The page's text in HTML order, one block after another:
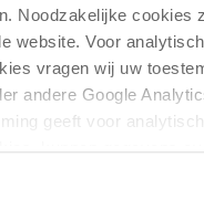
Noodzakelijke cookies
website. Voor
vragen wij uw
andere Google
geeft voor
kunnen gegevens
remarketing
voor zit-sta
stopcontacten en
1 week